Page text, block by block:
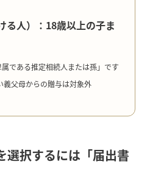
る人）：18歳以上の子ま
である推定相続人または孫」です
義父母からの贈与は対象外
選択するには「届出書